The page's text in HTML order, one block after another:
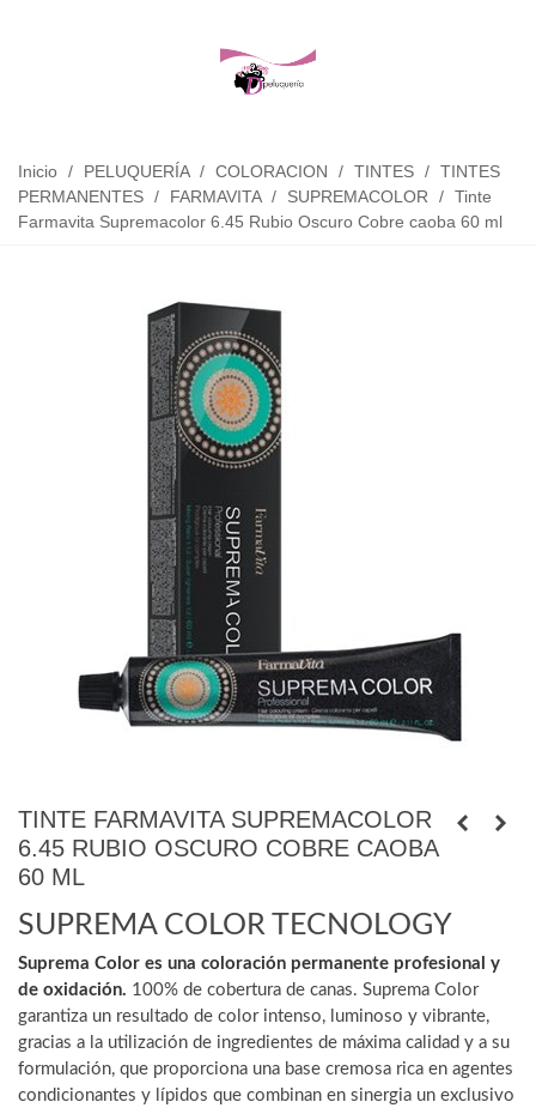
Inicio / PELUQUERÍA / COLORACION / TINTES / TINTES
PERMANENTES / FARMAVITA / SUPREMACOLOR / Tinte
Farmavita Supremacolor 6.45 Rubio Oscuro Cobre caoba 60 ml
TINTE FARMAVITA SUPREMACOLOR
6.45 RUBIO OSCURO COBRE CAOBA
60 ML
SUPREMA COLOR TECNOLOGY
Suprema Color es una coloración permanente profesional y
de oxidación. 100% de cobertura de canas. Suprema Color
garantiza un resultado de color intenso, luminoso y vibrante,
gracias a la utilización de ingredientes de máxima calidad y a su
formulación, que proporciona una base cremosa rica en agentes
condicionantes y lípidos que combinan en sinergia un exclusivo